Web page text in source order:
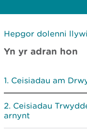
Hepgor dolenni
Yn yr adran hon
Ceisiadau am
Ceisiadau
arnynt